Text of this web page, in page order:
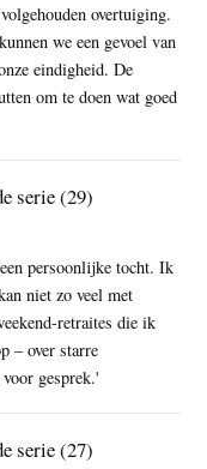
overtuiging.
we een gevoel van
eindigheid. De
om te doen wat goed
serie (29)
persoonlijke tocht. Ik
niet zo veel met
retraites die ik
– over starre
gesprek.'
serie (27)